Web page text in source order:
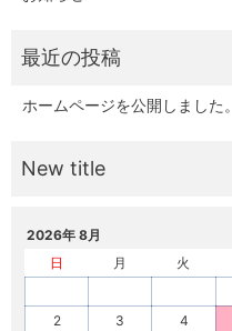
ホームページを公開しました。
2026年 8月
日
月 火
2
3 4